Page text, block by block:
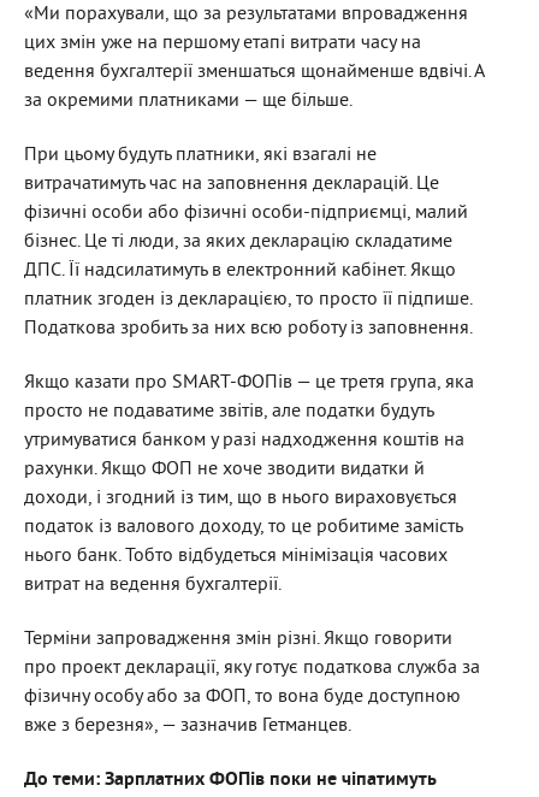
«Ми порахували, що за результатами впровадження
цих змін уже на першому етапі витрати часу на
ведення бухгалтерії зменшаться щонайменше вдвічі. А
за окремими платниками — ще більше.
При цьому будуть платники, які взагалі не
витрачатимуть час на заповнення декларацій. Це
фізичні особи або фізичні особи-підприємці, малий
бізнес. Це ті люди, за яких декларацію складатиме
ДПС. Її надсилатимуть в електронний кабінет. Якщо
платник згоден із декларацією, то просто її підпише.
Податкова зробить за них всю роботу із заповнення.
Якщо казати про SMART-ФОПів — це третя група, яка
просто не подаватиме звітів, але податки будуть
утримуватися банком у разі надходження коштів на
рахунки. Якщо ФОП не хоче зводити видатки й
доходи, і згодний із тим, що в нього вираховується
податок із валового доходу, то це робитиме замість
нього банк. Тобто відбудеться мінімізація часових
витрат на ведення бухгалтерії.
Терміни запровадження змін різні. Якщо говорити
про проект декларації, яку готує податкова служба за
фізичну особу або за ФОП, то вона буде доступною
вже з березня», — зазначив Гетманцев.
До теми: Зарплатних ФОПів поки не чіпатимуть